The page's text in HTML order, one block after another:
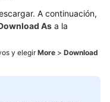
A continuación,
As a la
y elegirMore > Download